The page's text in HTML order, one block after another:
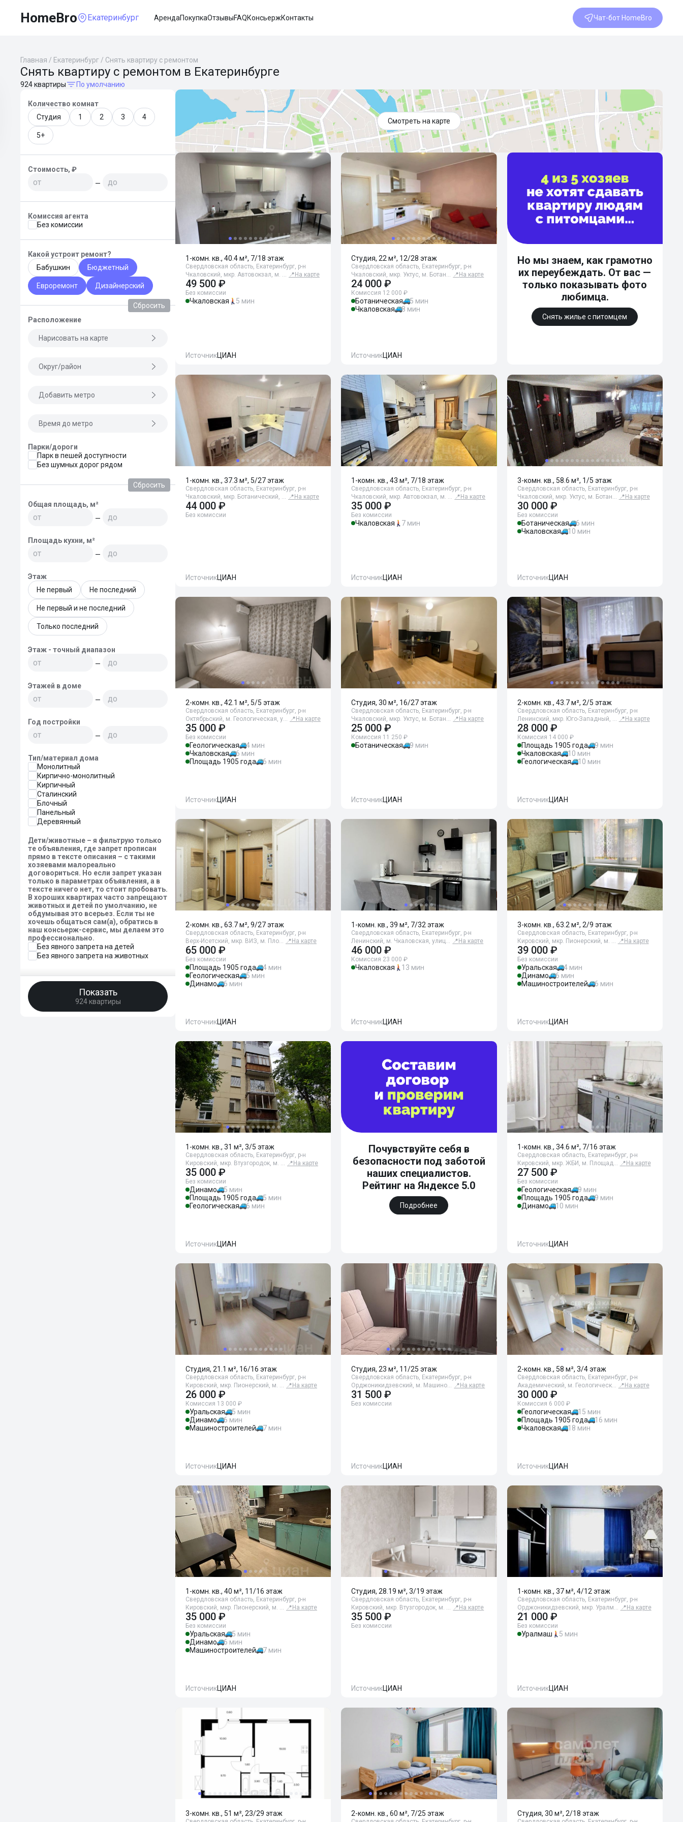
HomeBro Екатеринбург АрендаПокупкаОтзывыFAQКонсьержКонтакты Чат-бот HomeBro
Главная / Екатеринбург / Снять квартиру с ремонтом
Снять квартиру с ремонтом в Екатеринбурге
924 квартиры По умолчанию
Количество комнат
Студия
1 2 3 4
5+
Стоимость, ₽
—
Комиссия агента
Без комиссии
Какой устроит ремонт?
Бабушкин
Бюджетный
Евроремонт Дизайнерский
Сбросить
Расположение
Нарисовать на карте
Округ/район
Добавить метро
Время до метро
Парки/дороги
Парк в пешей доступности
Без шумных дорог рядом
Сбросить
Общая площадь, м²
—
Площадь кухни, м²
—
Этаж
Не первый
Не последний
Не первый и не последний
Только последний
Этаж - точный диапазон
—
Этажей в доме
—
Год постройки
—
Тип/материал дома
Монолитный
Кирпично-монолитный
Кирпичный
Сталинский
Блочный
Панельный
Деревянный
Дети/животные – я фильтрую только
те объявления, где запрет прописан
прямо в тексте описания – с такими
хозяевами малореально
договориться. Но если запрет указан
только в параметрах объявления, а в
тексте ничего нет, то стоит пробовать.
В хороших квартирах часто запрещают
животных и детей по умолчанию, не
обдумывая это всерьез. Если ты не
хочешь общаться сам(а), обратись в
наш консьерж-сервис, мы делаем это
профессионально.
Без явного запрета на детей
Без явного запрета на животных
Показать
924 квартиры
Смотреть на карте
1-комн. кв., 40.4 м², 7/18 этаж
Свердловская область, Екатеринбург, р-н
Чкаловский, мкр. Автовокзал, м. … 📍 На карте
49 500 ₽
Без комиссии
Чкаловская 5 мин
ИсточникЦИАН
Студия, 22 м², 12/28 этаж
Свердловская область, Екатеринбург, р-н
Чкаловский, мкр. Уктус, м. Ботан… 📍 На карте
24 000 ₽
Комиссия 12 000 ₽
Ботаническая
5 мин
Чкаловская
8 мин
ИсточникЦИАН
Но мы знаем, как грамотно
их переубеждать. От вас —
только показывать фото
любимца.
Снять жилье с питомцем
1-комн. кв., 37.3 м², 5/27 этаж
Свердловская область, Екатеринбург, р-н
Чкаловский, мкр. Ботанический, … 📍 На карте
44 000 ₽
Без комиссии
ИсточникЦИАН
1-комн. кв., 43 м², 7/18 этаж
Свердловская область, Екатеринбург, р-н
Чкаловский, мкр. Автовокзал, м. … 📍 На карте
35 000 ₽
Без комиссии
Чкаловская 7 мин
ИсточникЦИАН
3-комн. кв., 58.6 м², 1/5 этаж
Свердловская область, Екатеринбург, р-н
Чкаловский, мкр. Уктус, м. Ботан… 📍 На карте
30 000 ₽
Без комиссии
Ботаническая
6 мин
Чкаловская
10 мин
ИсточникЦИАН
2-комн. кв., 42.1 м², 5/5 этаж
Свердловская область, Екатеринбург, р-н
Октябрьский, м. Геологическая, у… 📍 На карте
35 000 ₽
Без комиссии
Геологическая
4 мин
Чкаловская
6 мин
Площадь 1905 года
6 мин
ИсточникЦИАН
Студия, 30 м², 16/27 этаж
Свердловская область, Екатеринбург, р-н
Чкаловский, мкр. Уктус, м. Ботан… 📍 На карте
25 000 ₽
Комиссия 11 250 ₽
Ботаническая 9 мин
ИсточникЦИАН
2-комн. кв., 43.7 м², 2/5 этаж
Свердловская область, Екатеринбург, р-н
Ленинский, мкр. Юго-Западный, … 📍 На карте
28 000 ₽
Комиссия 14 000 ₽
Площадь 1905 года
9 мин
Чкаловская
10 мин
Геологическая
10 мин
ИсточникЦИАН
2-комн. кв., 63.7 м², 9/27 этаж
Свердловская область, Екатеринбург, р-н
Верх-Исетский, мкр. ВИЗ, м. Пло… 📍 На карте
65 000 ₽
Без комиссии
Площадь 1905 года
4 мин
Геологическая
5 мин
Динамо
6 мин
ИсточникЦИАН
1-комн. кв., 39 м², 7/32 этаж
Свердловская область, Екатеринбург, р-н
Ленинский, м. Чкаловская, улиц… 📍 На карте
46 000 ₽
Комиссия 23 000 ₽
Чкаловская 13 мин
ИсточникЦИАН
3-комн. кв., 63.2 м², 2/9 этаж
Свердловская область, Екатеринбург, р-н
Кировский, мкр. Пионерский, м. … 📍 На карте
39 000 ₽
Без комиссии
Уральская
4 мин
Динамо
6 мин
Машиностроителей
6 мин
ИсточникЦИАН
1-комн. кв., 31 м², 3/5 этаж
Свердловская область, Екатеринбург, р-н
Кировский, мкр. Втузгородок, м. … 📍 На карте
35 000 ₽
Без комиссии
Динамо
5 мин
Площадь 1905 года
5 мин
Геологическая
6 мин
ИсточникЦИАН
Почувствуйте себя в
безопасности под заботой
наших специалистов.
Рейтинг на Яндексе 5.0
Подробнее
1-комн. кв., 34.6 м², 7/16 этаж
Свердловская область, Екатеринбург, р-н
Кировский, мкр. ЖБИ, м. Площад… 📍 На карте
27 500 ₽
Без комиссии
Геологическая
9 мин
Площадь 1905 года
9 мин
Динамо
10 мин
ИсточникЦИАН
Студия, 21.1 м², 16/16 этаж
Свердловская область, Екатеринбург, р-н
Кировский, мкр. Пионерский, м. … 📍 На карте
26 000 ₽
Комиссия 13 000 ₽
Уральская
5 мин
Динамо
6 мин
Машиностроителей
7 мин
ИсточникЦИАН
Студия, 23 м², 11/25 этаж
Свердловская область, Екатеринбург, р-н
Орджоникидзевский, м. Машино… 📍 На карте
31 500 ₽
Без комиссии
ИсточникЦИАН
2-комн. кв., 58 м², 3/4 этаж
Свердловская область, Екатеринбург, р-н
Академический, м. Геологическ… 📍 На карте
30 000 ₽
Комиссия 6 000 ₽
Геологическая
15 мин
Площадь 1905 года
16 мин
Чкаловская
18 мин
ИсточникЦИАН
1-комн. кв., 40 м², 11/16 этаж
Свердловская область, Екатеринбург, р-н
Кировский, мкр. Пионерский, м. … 📍 На карте
35 000 ₽
Без комиссии
Уральская
5 мин
Динамо
6 мин
Машиностроителей
7 мин
ИсточникЦИАН
Студия, 28.19 м², 3/19 этаж
Свердловская область, Екатеринбург, р-н
Кировский, мкр. Втузгородок, м. … 📍 На карте
35 500 ₽
Без комиссии
ИсточникЦИАН
1-комн. кв., 37 м², 4/12 этаж
Свердловская область, Екатеринбург, р-н
Орджоникидзевский, мкр. Уралм… 📍 На карте
21 000 ₽
Без комиссии
Уралмаш 5 мин
ИсточникЦИАН
3-комн. кв., 51 м², 23/29 этаж 2-комн. кв., 60 м², 7/25 этаж Студия, 30 м², 2/18 этаж